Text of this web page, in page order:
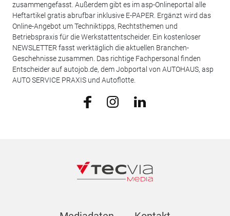
zusammengefasst. Außerdem gibt es im asp-Onlineportal alle
Heftartikel gratis abrufbar inklusive E-PAPER. Ergänzt wird das
Online-Angebot um Techniktipps, Rechtsthemen und
Betriebspraxis für die Werkstattentscheider. Ein kostenloser
NEWSLETTER fasst werktäglich die aktuellen Branchen-
Geschehnisse zusammen. Das richtige Fachpersonal finden
Entscheider auf autojob.de, dem Jobportal von AUTOHAUS, asp
AUTO SERVICE PRAXIS und Autoflotte.